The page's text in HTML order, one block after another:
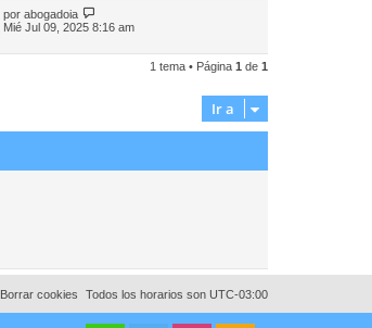
por abogadoia
Mié Jul 09, 2025 8:16 am
1 tema • Página 1 de 1
Ir a
Todos los horarios son UTC-03:00
Borrar cookies